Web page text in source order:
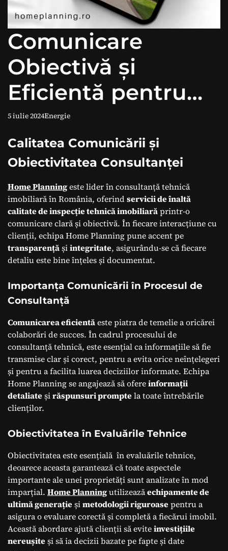
Comunicare
Obiectivă și
Eficientă pentru
Evitarea
Investițiilor
Nereușite:
Recomandarea
Home Planning
5 iulie 2024Energie
Calitatea Comunicării și
Obiectivitatea Consultanței
Home Planningeste lider în consultanță tehnică
imobiliară în România, oferind servicii de înaltă
calitate de inspecție tehnică imobiliarăprintr-o
comunicare clară și obiectivă. În fiecare interacțiune cu
clienții, echipa Home Planning pune accent pe
transparențășiintegritate, asigurându-se că fiecare
detaliu este bine înțeles și documentat.
Importanța Comunicării în Procesul de
Consultanță
Comunicarea eficientăeste piatra de temelie a oricărei
colaborări de succes. În cadrul procesului de
consultanță tehnică, este esențial ca informațiile să fie
transmise clar și corect, pentru a evita orice neînțelegeri
și pentru a facilita luarea deciziilor informate. Echipa
Home Planning se angajează să ofereinformații
detaliateșirăspunsuri promptela toate întrebările
clienților.
Obiectivitatea în Evaluările Tehnice
Obiectivitatea este esențială în evaluările tehnice,
deoarece aceasta garantează că toate aspectele
importante ale unei proprietăți sunt analizate în mod
imparțial. Home Planningutilizeazăechipamente de
ultimă generațieșimetodologii riguroasepentru a
asigura o evaluare corectă și completă a fiecărui imobil.
Această abordare ajută clienții să eviteinvestițiile
nereușiteși să ia decizii bazate pe fapte și date